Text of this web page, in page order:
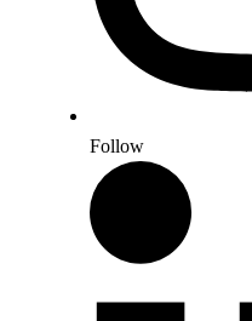
Follow